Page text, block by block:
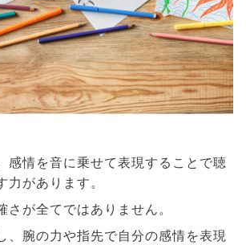
感情を音に乗せて表現することで聴
力があります。
さが全てではありません。
、腕の力や指先で自分の感情を表現